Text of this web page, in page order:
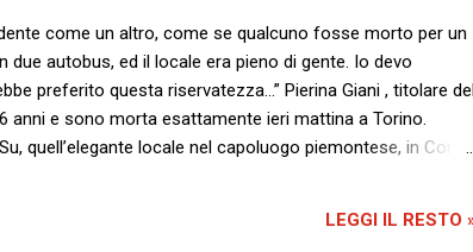
come un altro, come se qualcuno fosse morto per un
autobus, ed il locale era pieno di gente. Io devo
preferito questa riservatezza…” Pierina Giani , titolare
anni e sono morta esattamente ieri mattina a Torino.
quell’elegante locale nel capoluogo piemontese, in Corso
caffè con il vip di turno. Sottolineo di turno e non solo al
LEGGI IL RESTO